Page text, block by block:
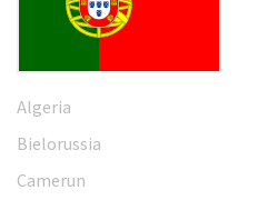
Algeria
Bielorussia
Camerun